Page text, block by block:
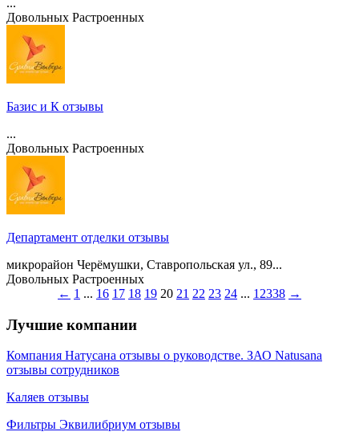
Довольных Растроенных
Базис и К отзывы
...
Довольных Растроенных
Департамент отделки отзывы
микрорайон Черёмушки, Ставропольская ул., 89...
Довольных Растроенных
← 1 ... 16 17 18 19 20 21 22 23 24 ... 12338 →
Лучшие компании
Компания Натусана отзывы о руководстве. ЗАО Natusana
отзывы сотрудников
Каляев отзывы
Фильтры Эквилибриум отзывы